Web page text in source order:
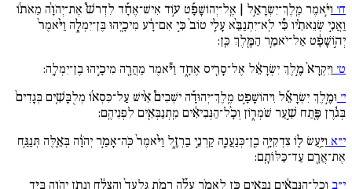
ח׳ וַיֹּ֣אמֶר מֶֽלֶךְ־יִשְׂרָאֵ֣ל | אֶֽל־יְהוֹשָׁפָ֡ט ע֣וֹד אִישׁ־אֶחָ֡ד לִדְרשׁ֩ אֶת־יְהֹוָ֨ה מֵאֹת֜וֹ
וַאֲנִ֣י שְׂנֵאתִ֗יו כִּ֠י לֹֽא־יִתְנַבֵּ֨א עָלַ֥י טוֹב֙ כִּ֣י אִם־רָ֔ע מִיכָ֖יְהוּ בֶּן־יִמְלָ֑ה וַיֹּ֙אמֶר֙
יְה֣וֹשָׁפָ֔ט אַל־יֹאמַ֥ר הַמֶּ֖לֶךְ כֵּֽן:
ט׳ וַיִּקְרָא֙ מֶ֣לֶךְ יִשְׂרָאֵ֔ל אֶל־סָרִ֖יס אֶחָ֑ד וַיֹּ֕אמֶר מַהֲרָ֖ה מִיכָ֥יְהוּ בֶן־יִמְלָֽה:
י׳ וּמֶ֣לֶךְ יִשְׂרָאֵ֡ל וִיהוֹשָׁפָ֣ט מֶֽלֶךְ־יְהוּדָ֡ה ישְׁבִים֩ אִ֨ישׁ עַל־כִּסְא֜וֹ מְלֻבָּשִׁ֚ים בְּגָדִים֙
בְּגֹ֔רֶן פֶּ֖תַח שַׁ֣עַר שֹׁמְר֑וֹן וְכָ֨ל־הַנְּבִיאִ֔ים מִֽתְנַבְּאִ֖ים לִפְנֵיהֶֽם:
י״א וַיַּ֥עַשׂ ל֛וֹ צִדְקִיָּ֥ה בֶֽן־כְּנַעֲנָ֖ה קַרְנֵ֣י בַרְזֶ֑ל וַיֹּ֙אמֶר֙ כֹּֽה־אָמַ֣ר יְהֹוָ֔ה בְּאֵ֛לֶּה תְּנַגַּ֥ח
אֶת־אֲרָ֖ם עַד־כַּלּוֹתָֽם:
י״ב וְכָל־הַנְּבִאִ֔ים נִבְּאִ֥ים כֵּ֖ן לֵאמֹ֑ר עֲלֵ֞ה רָמֹ֚ת גִּלְעָד֙ וְהַצְלַ֔ח וְנָתַ֥ן יְהֹוָ֖ה בְּיַ֥ד